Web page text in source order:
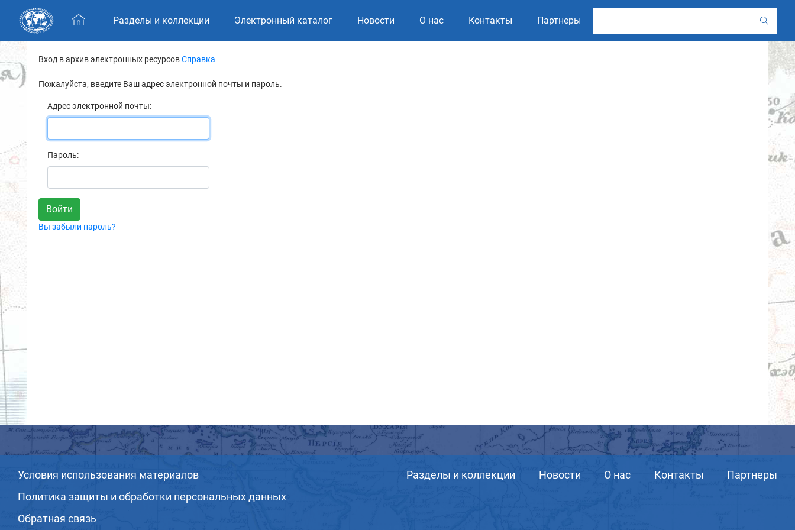
Skip navigation
Разделы и коллекции Электронный каталог Новости О нас Контакты Партнеры
Вход в архив электронных ресурсовСправка
Пожалуйста, введите Ваш адрес электронной почты и пароль.
Адрес электронной почты:
Пароль:
Вы забыли пароль?
Условия использования материалов
Политика защиты и обработки персональных данных
Обратная связь
Разделы и коллекции Новости О нас Контакты Партнеры